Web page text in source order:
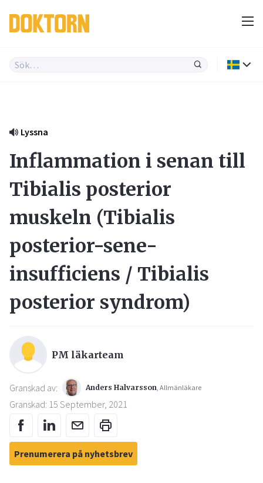
Lyssna
Inflammation i senan till
Tibialis posterior
muskeln (Tibialis
posterior-sene-
insufficiens / Tibialis
posterior syndrom)
PM läkarteam
Granskad av: Anders Halvarsson, Allmänläkare
Granskad: 15 September, 2021
Prenumerera på nyhetsbrev